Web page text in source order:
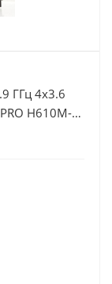
ГГц 4x3.6
H610M-E,
64Gb,